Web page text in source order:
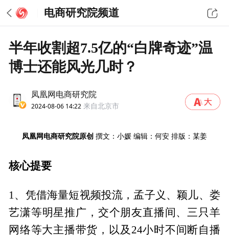
电商研究院频道
半年收割超7.5亿的“白牌奇迹”温
博士还能风光几时？
凤凰网电商研究院
2024-08-06 14:22 来自北京市
凤凰网电商研究院原创 撰文：小媛 编辑：何安 排版：某姜
核心提要
1、凭借海量短视频投流，孟子义、颖儿、娄
艺潇等明星推广，交个朋友直播间、三只羊
网络等大主播带货，以及24小时不间断自播